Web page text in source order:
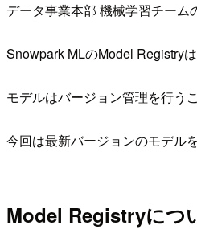
データ事業本部 機械学習チーム
Snowpark MLのModel Registry
モデルはバージョン管理を行う
今回は最新バージョンのモデル
Model Registryにつ